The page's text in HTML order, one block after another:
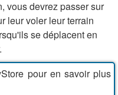
vous devrez passer sur
leur voler leur terrain
se déplacent en
pour en savoir plus